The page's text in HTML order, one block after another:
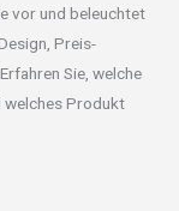
vor und beleuchtet
Preis-
Sie, welche
welches Produkt